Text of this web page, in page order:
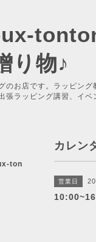
り物♪
のお店です。ラッピン
張ラッピング講習、イベ
カレン
営業日
ton